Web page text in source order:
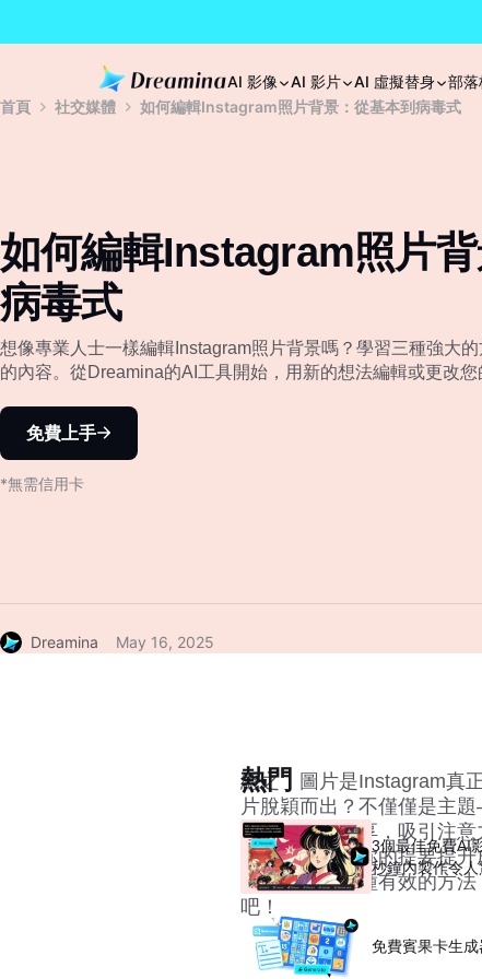
AI 影像 AI 影片 AI 虛擬替身 部落
首頁
社交媒體 如何編輯Instagram照片背景：從基本到病毒式
如何編輯Instagram照片
病毒式
想像專業人士一樣編輯Instagram照片背景嗎？學習三種強大
的內容。從Dreamina的AI工具開始，用新的想法編輯或更改您
免費上手
*無需信用卡
Dreamina May 16, 2025
總之，圖片是Instagram真
片脫穎而出？不僅僅是主
萬條帖子被分享，吸引注
景。準備好把你的提要提
將帶你瞭解三種有效的方
吧！
熱門
3個最佳免費AI
秒鐘內製作令
免費賓果卡生成